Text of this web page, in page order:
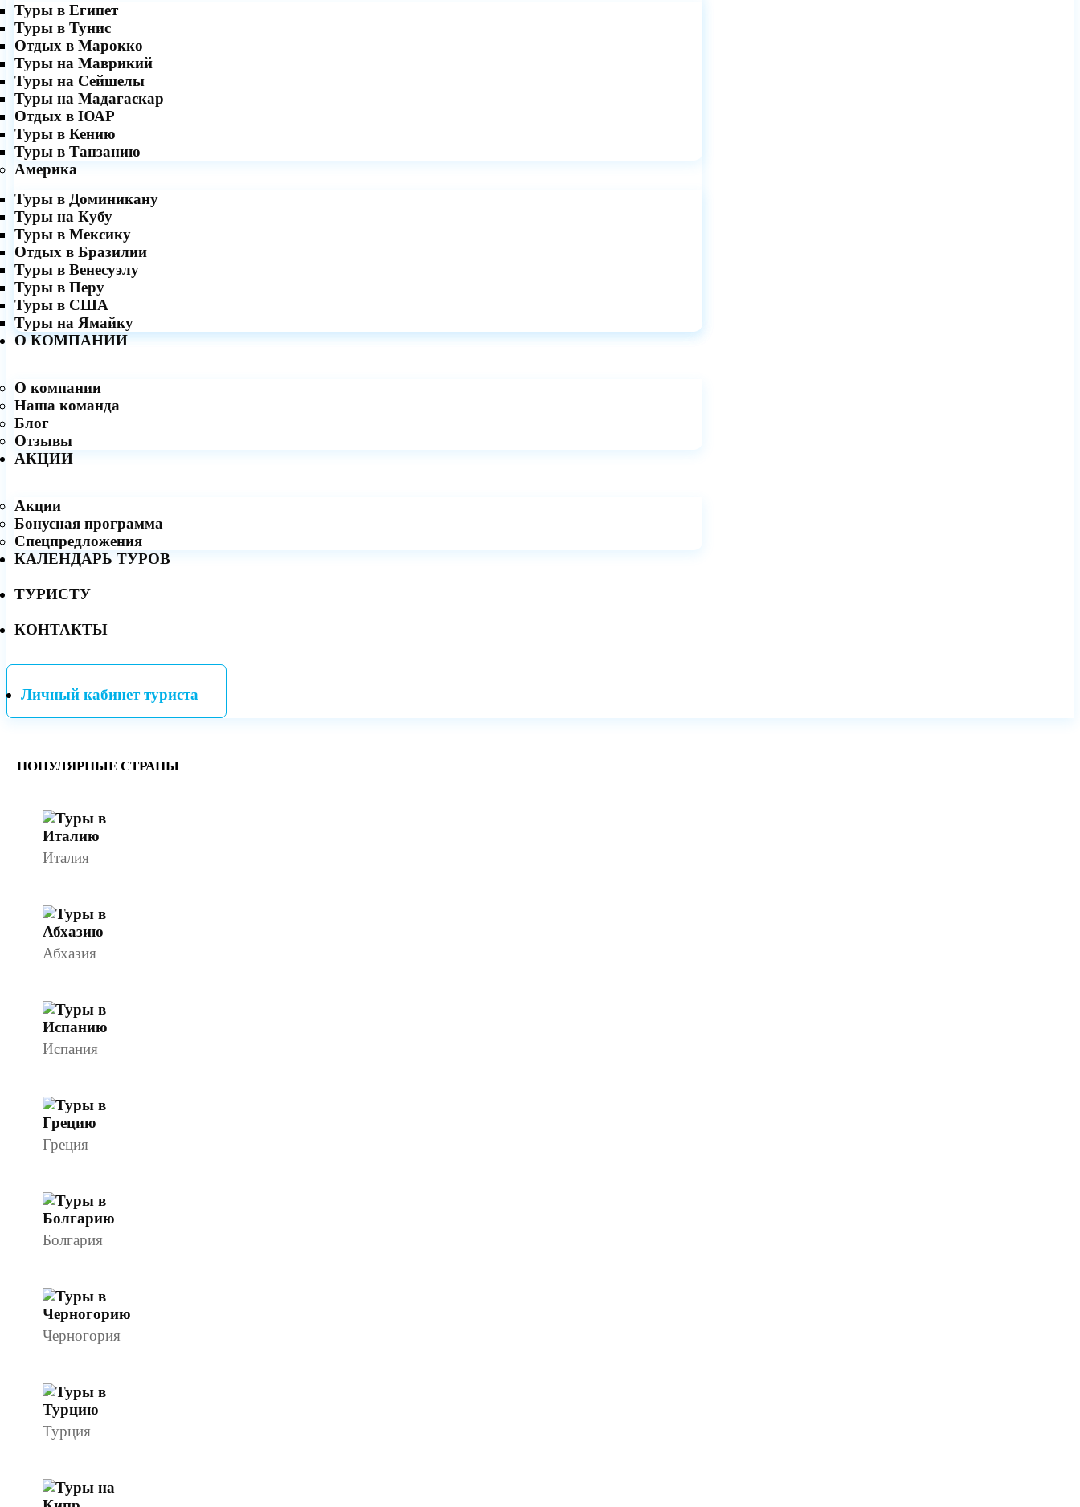
Туры в Египет
Туры в Тунис
Отдых в Марокко
Туры на Маврикий
Туры на Сейшелы
Туры на Мадагаскар
Отдых в ЮАР
Туры в Кению
Туры в Танзанию
Америка
Туры в Доминикану
Туры на Кубу
Туры в Мексику
Отдых в Бразилии
Туры в Венесуэлу
Туры в Перу
Туры в США
Туры на Ямайку
О КОМПАНИИ
О компании
Наша команда
Блог
Отзывы
АКЦИИ
Акции
Бонусная программа
Спецпредложения
КАЛЕНДАРЬ ТУРОВ
ТУРИСТУ
КОНТАКТЫ
Личный кабинет туриста
ПОПУЛЯРНЫЕ СТРАНЫ
Италия
Абхазия
Испания
Греция
Болгария
Черногория
Турция